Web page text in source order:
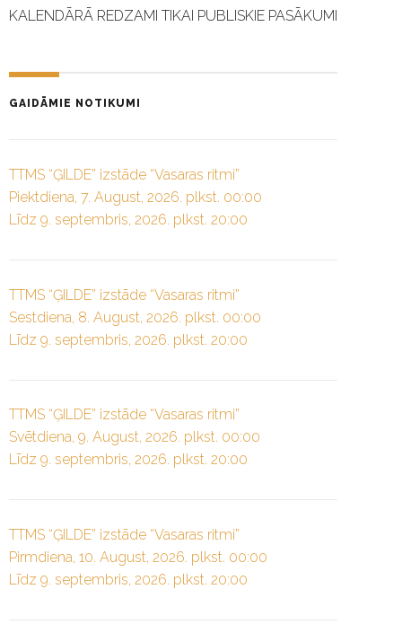
KALENDĀRĀ REDZAMI TIKAI PUBLISKIE PASĀKUMI
GAIDĀMIE NOTIKUMI
TTMS “ĢILDE” izstāde “Vasaras ritmi”
Piektdiena, 7. August, 2026. plkst. 00:00
Līdz 9. septembris, 2026. plkst. 20:00
TTMS “ĢILDE” izstāde “Vasaras ritmi”
Sestdiena, 8. August, 2026. plkst. 00:00
Līdz 9. septembris, 2026. plkst. 20:00
TTMS “ĢILDE” izstāde “Vasaras ritmi”
Svētdiena, 9. August, 2026. plkst. 00:00
Līdz 9. septembris, 2026. plkst. 20:00
TTMS “ĢILDE” izstāde “Vasaras ritmi”
Pirmdiena, 10. August, 2026. plkst. 00:00
Līdz 9. septembris, 2026. plkst. 20:00